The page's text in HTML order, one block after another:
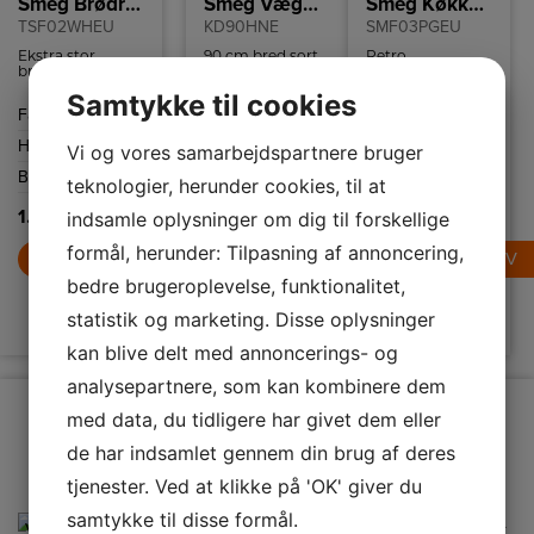
TSF02WHEU
Ekstra stor
brødrister i
italienske Smeg
med plads til 4
Brødristeren har
ristningsindstillinger
og high-lift
funktion.
Farve
Hvid
Højde
215 mm
Bredde
394 mm
1.799,-
LÆG I KURV
KD90HNE
90 cm bred sort
hastigheder, du
kan vælge
Energiklasse
A+
Årligt
energiforbrug
40,3
kWh/
Farve
Sort
10.495,-
LÆG I KURV
SMF03PGEU
Retro
Højde
Bredde
4.989,-
LÆG I KURV
Samtykke til cookies
Vi og vores samarbejdspartnere bruger
teknologier, herunder cookies, til at
indsamle oplysninger om dig til forskellige
formål, herunder: Tilpasning af annoncering,
bedre brugeroplevelse, funktionalitet,
statistik og marketing. Disse oplysninger
kan blive delt med annoncerings- og
analysepartnere, som kan kombinere dem
med data, du tidligere har givet dem eller
de har indsamlet gennem din brug af deres
tjenester. Ved at klikke på 'OK' giver du
samtykke til disse formål.